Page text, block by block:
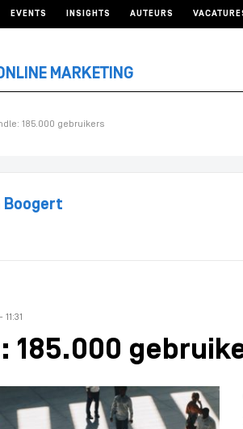
EVENTS INSIGHTS AUTEURS
MARKETING
185.000 gebruikers
Boogert
185.000